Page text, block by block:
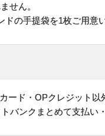
せん。
の手提袋を1枚ご用意
ード・OPクレジット
バンクまとめて支払